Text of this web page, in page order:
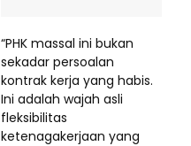
“PHK massal ini bukan
sekadar persoalan
kontrak kerja yang habis.
Ini adalah wajah asli
fleksibilitas
ketenagakerjaan yang